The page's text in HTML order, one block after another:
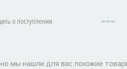
о поступлении
мы нашли для вас похожие